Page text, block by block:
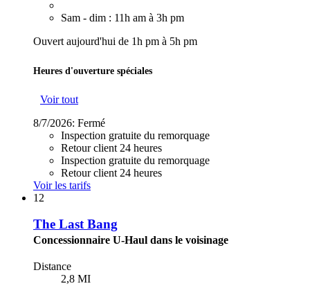
Sam - dim : 11h am à 3h pm
Ouvert aujourd'hui de 1h pm à 5h pm
Heures d'ouverture spéciales
Voir tout
8/7/2026: Fermé
Inspection gratuite du remorquage
Retour client 24 heures
Inspection gratuite du remorquage
Retour client 24 heures
Voir les tarifs
12
The Last Bang
Concessionnaire U-Haul dans le voisinage
Distance
2,8 MI